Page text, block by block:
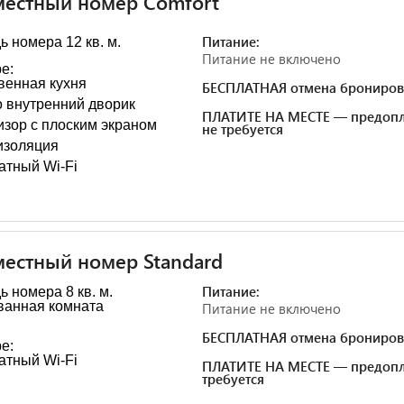
номера 12 кв. м.
кухня
внутренний дворик
с плоским экраном
Wi-Fi
Питание:
Питание не включено
БЕСПЛАТНАЯ отмена
ПЛАТИТЕ НА МЕСТЕ —
не требуется
номер Standard
номера 8 кв. м.
комната
Wi-Fi
Питание:
Питание не включено
БЕСПЛАТНАЯ отмена
ПЛАТИТЕ НА МЕСТЕ —
требуется